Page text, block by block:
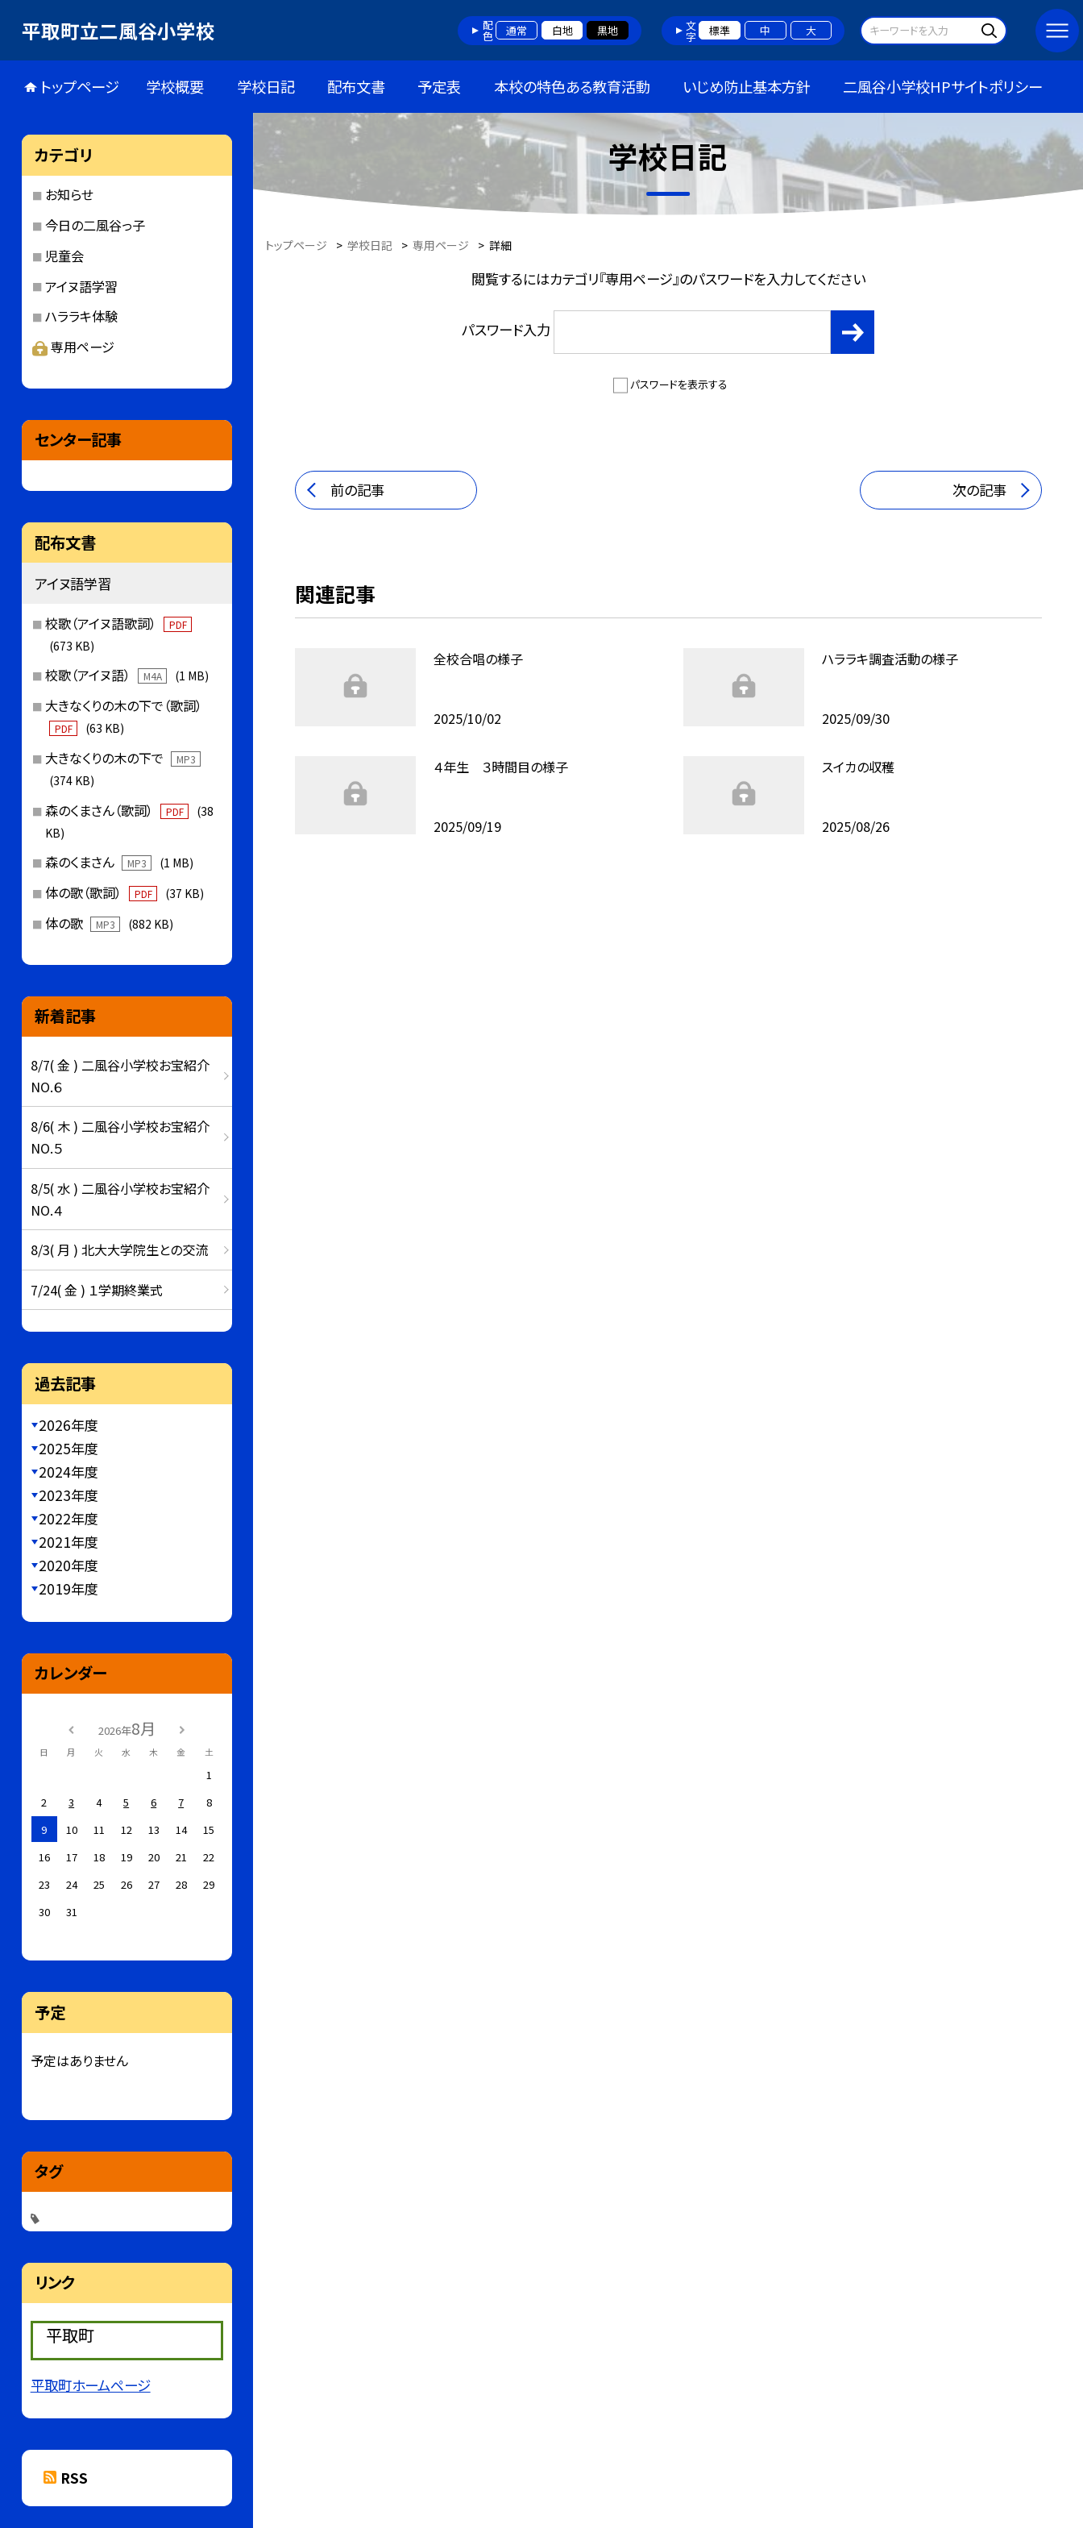
平取町立二風谷小学校 配色 通常 白地 黒地 文字 標準 中 大
トップページ 学校概要 学校日記 配布文書 予定表 本校の特色ある教育活動 いじめ防止基本方針 二風谷小学校HPサイトポリシー
学校日記
トップページ > 学校日記 > 専用ページ > 詳細
閲覧するにはカテゴリ『専用ページ』のパスワードを入力してください
パスワード入力
パスワードを表示する
前の記事 次の記事
関連記事
全校合唱の様子
2025/10/02
ハララキ調査活動の様子
2025/09/30
４年生 ３時間目の様子
2025/09/19
スイカの収穫
2025/08/26
カテゴリ
お知らせ
今日の二風谷っ子
児童会
アイヌ語学習
ハララキ体験
専用ページ
センター記事
配布文書
アイヌ語学習
校歌（アイヌ語歌詞） PDF
(673 KB)
校歌（アイヌ語） M4A (1 MB)
大きなくりの木の下で（歌詞）
PDF (63 KB)
大きなくりの木の下で MP3
(374 KB)
森のくまさん（歌詞） PDF
(38
KB)
森のくまさん MP3 (1 MB)
体の歌（歌詞） PDF (37 KB)
体の歌 MP3 (882 KB)
新着記事
8/7( 金 ) 二風谷小学校お宝紹介
NO.６
8/6( 木 ) 二風谷小学校お宝紹介
NO.５
8/5( 水 ) 二風谷小学校お宝紹介
NO.４
8/3( 月 ) 北大大学院生との交流
7/24( 金 ) １学期終業式
過去記事
2026年度
2025年度
2024年度
2023年度
2022年度
2021年度
2020年度
2019年度
カレンダー
2026年8月
日 月 火 水 木 金 土
1
2
3 4 5 6 7
8
9
10 11 12 13 14
15
16
17 18 19 20 21
22
23
24 25 26 27 28
29
30
31
予定
予定はありません
タグ
リンク
平取町
平取町ホームページ
RSS